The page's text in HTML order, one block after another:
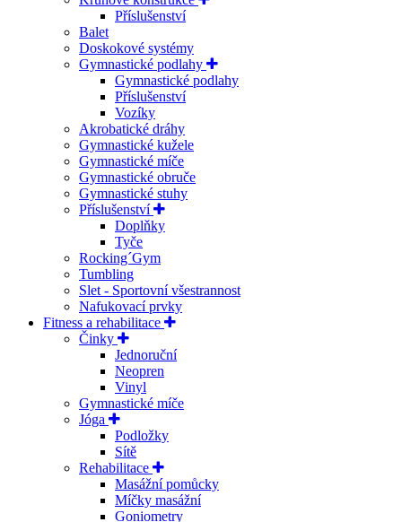
Příslušenství
Balet
Doskokové systémy
Gymnastické podlahy
Gymnastické podlahy
Příslušenství
Vozíky
Akrobatické dráhy
Gymnastické kužele
Gymnastické míče
Gymnastické obruče
Gymnastické stuhy
Příslušenství
Doplňky
Tyče
Rocking´Gym
Tumbling
Slet - Sportovní všestrannost
Nafukovací prvky
Fitness a rehabilitace
Činky
Jednoruční
Neopren
Vinyl
Gymnastické míče
Jóga
Podložky
Sítě
Rehabilitace
Masážní pomůcky
Míčky masážní
Goniometry